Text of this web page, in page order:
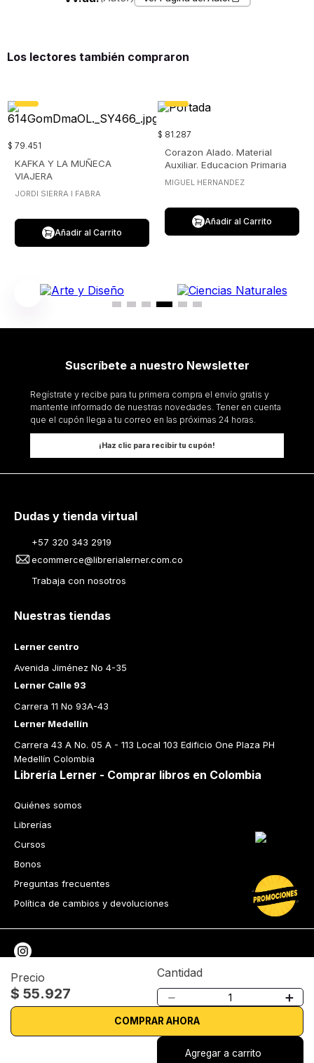
Precio
$ 55.927
Cantidad
＋
－
COMPRAR AHORA
Agregar a carrito
Los lectores también compraron
$ 79.451
KAFKA Y LA MUÑECA
VIAJERA
JORDI SIERRA I FABRA
Añadir al Carrito
$ 81.287
Corazon Alado. Material
Auxiliar. Educacion Primaria
MIGUEL HERNANDEZ
Añadir al Carrito
Suscríbete a nuestro Newsletter
Regístrate y recibe para tu primera compra el envío gratis y
mantente informado de nuestras novedades. Tener en cuenta
que el cupón llega a tu correo en las próximas 24 horas.
¡Haz clic para recibir tu cupón!
Dudas y tienda virtual
+57 320 343 2919
ecommerce@librerialerner.com.co
Trabaja con nosotros
Nuestras tiendas
Lerner centro
Avenida Jiménez No 4-35
Lerner Calle 93
Carrera 11 No 93A-43
Lerner Medellín
Carrera 43 A No. 05 A - 113 Local 103 Edificio One Plaza PH
Medellín Colombia
Librería Lerner - Comprar libros en Colombia
Quiénes somos
Librerías
Cursos
Bonos
Preguntas frecuentes
Política de cambios y devoluciones
Términos y condicionesPolítica de privacidad
© 2026 Librería Lerner. Derechos reservados